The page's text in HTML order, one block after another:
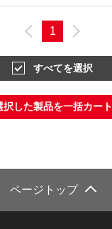
1
すべてを選択
択した製品を一括カー
ページトップ